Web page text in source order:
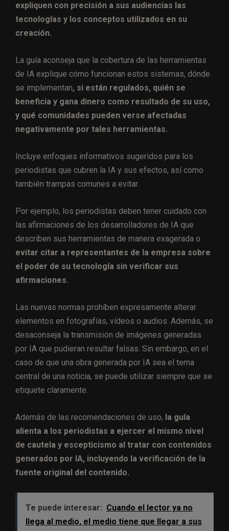
expliquen con precisión a sus audiencias las
tecnologías y los conceptos utilizados en su
creación.
La guía aconseja que la cobertura de las herramientas
de IA explique cómo funcionan estos sistemas, dónde
se implementan, si están regulados, quién se
beneficia y gana dinero como resultado de su uso,
y qué comunidades pueden verse afectadas
negativamente por tales herramientas.
Incluye enfoques informativos sugeridos para los
periodistas que cubren la IA y sus efectos, así como
también trampas comunes a evitar.
Por ejemplo, los periodistas deben tener cuidado con
las afirmaciones de los desarrolladores de IA que
describen sus herramientas de manera exagerada o
evitar citar a representantes de la empresa sobre
el poder de su tecnología sin verificar sus
afirmaciones.
Las nuevas normas prohíben expresamente alterar
elementos en fotografías, vídeos o audios. Además, se
desaconseja la transmisión de imágenes generadas
por IA que pudieran resultar falsas. Sin embargo, en el
caso de que una obra generada por IA sea el tema
central de una noticia, se puede utilizar siempre que se
etiquete claramente.
Además de las recomendaciones de uso, la guía
alienta a los periodistas a ejercer el mismo nivel
de cautela y escepticismo al tratar con contenidos
generados por IA, incluyendo la verificación de la
fuente original del contenido.
Te puede interesar: Cuando el lector ya no
llega al medio, el medio tiene que llegar a sus